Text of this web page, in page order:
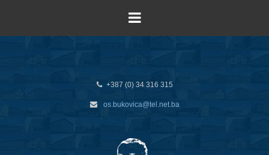
+387 (0) 34 316 315
os.bukovica@tel.net.ba